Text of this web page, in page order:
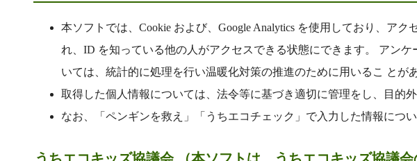
本ソフトでは、Cookie および、Google Analytics を使用しており、ア
れ、ID を知っている他の人がアクセスできる状態にできます。 アン
いては、統計的に処理を行い温暖化対策の推進のために用いるこ とが
取得した個人情報については、法令等に基づき適切に管理をし、目的外
なお、「ペンギンを救え」「うちエコチェック」で入力した情報につ